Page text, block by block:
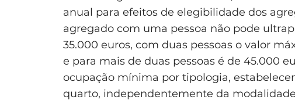
anual para efeitos de elegibilidade dos
agregado com uma pessoa não pode
35.000 euros, com duas pessoas o valor
e para mais de duas pessoas é de 45.000
ocupação mínima por tipologia,
quarto, independentemente da